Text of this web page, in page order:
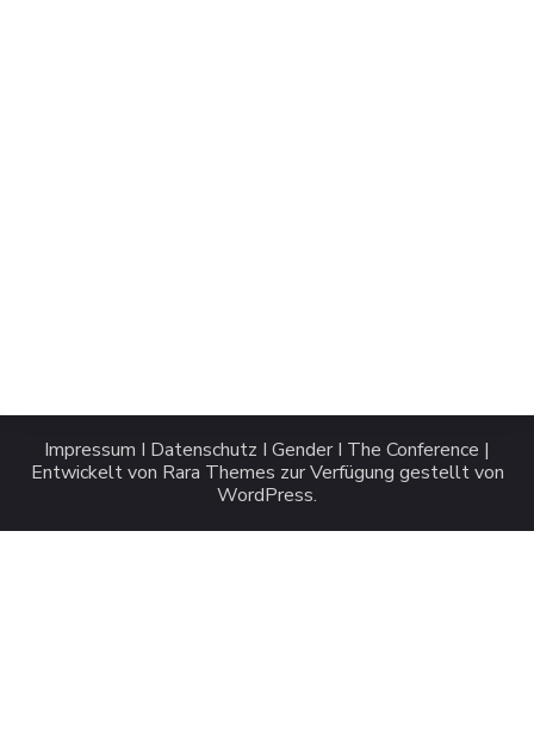
Impressum I Datenschutz I Gender I The Conference |
Entwickelt von Rara Themes zur Verfügung gestellt von
WordPress.